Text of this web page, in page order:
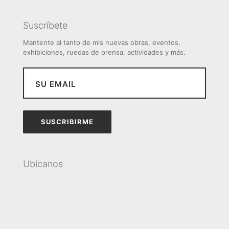
Suscríbete
Mantente al tanto de mis nuevas obras, eventos,
exhibiciones, ruedas de prensa, actividades y más.
Ubícanos